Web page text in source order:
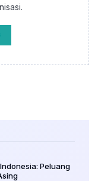
Peluang